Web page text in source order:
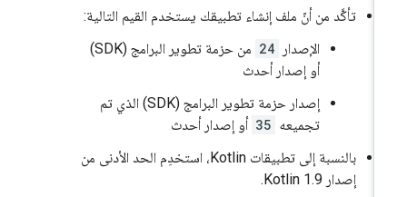
تأكَّد من أنّ ملف إنشاء تطبيقك يستخدم القيم التالية:
الإصدار 24
من حزمة تطوير البرامج (SDK)
أو إصدار أحدث
إصدار حزمة تطوير البرامج (SDK) الذي تم
تجميعه 35 أو إصدار أحدث
بالنسبة إلى تطبيقات Kotlin، استخدِم الحد الأدنى من
إصدار Kotlin 1.9.